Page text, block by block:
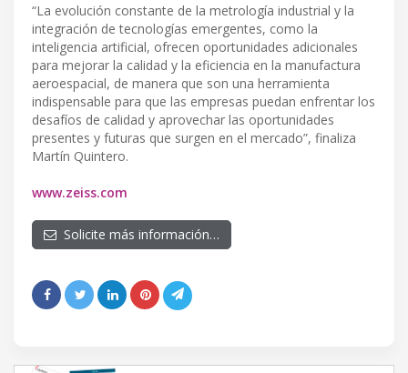
“La evolución constante de la metrología industrial y la
integración de tecnologías emergentes, como la
inteligencia artificial, ofrecen oportunidades adicionales
para mejorar la calidad y la eficiencia en la manufactura
aeroespacial, de manera que son una herramienta
indispensable para que las empresas puedan enfrentar los
desafíos de calidad y aprovechar las oportunidades
presentes y futuras que surgen en el mercado”, finaliza
Martín Quintero.
www.zeiss.com
Solicite más información…